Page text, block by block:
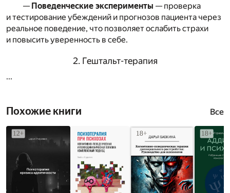
— Поведенческие эксперименты — проверка
и тестирование убеждений и прогнозов пациента через
реальное поведение, что позволяет ослабить страхи
и повысить уверенность в себе.
2. Гештальт-терапия
...
Похожие книги Все